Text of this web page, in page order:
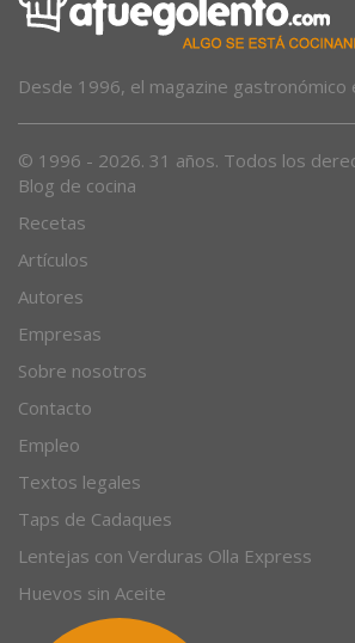
Desde 1996, el magazine gastronómico
© 1996 - 2026. 31 años. Todos los
Blog de cocina
Recetas
Artículos
Autores
Empresas
Sobre nosotros
Contacto
Empleo
Textos legales
Taps de Cadaques
Lentejas con Verduras Olla Express
Huevos sin Aceite